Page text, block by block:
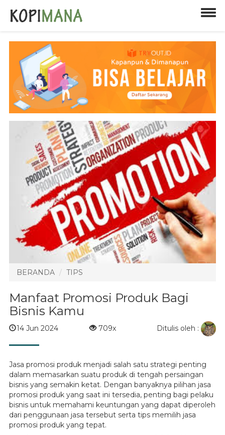
BERANDA TIPS
Manfaat Promosi Produk Bagi
Bisnis Kamu
14 Jun 2024 709x Ditulis oleh :
Jasa promosi produk menjadi salah satu strategi penting
dalam memasarkan suatu produk di tengah persaingan
bisnis yang semakin ketat. Dengan banyaknya pilihan jasa
promosi produk yang saat ini tersedia, penting bagi pelaku
bisnis untuk memahami keuntungan yang dapat diperoleh
dari penggunaan jasa tersebut serta tips memilih jasa
promosi produk yang tepat.